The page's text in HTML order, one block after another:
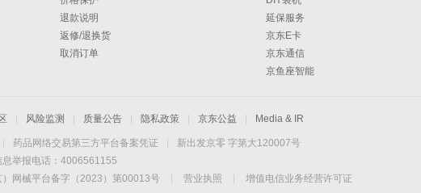
退款说明
返修/退换货
取消订单
延保服务
京东E卡
京东通信
京鱼座智能
风险监测 质量公告 隐私政策 京东公益 Media & IR
药品网络交易第三方平台备案凭证
新出发京零 字第大120007号
息举报电话：4006561155
网械平台备字（2023）第00013号 营业执照
增值电信业务经营许可证